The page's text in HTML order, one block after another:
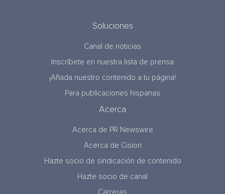
Soluciones
Canal de noticias
Inscríbete en nuestra lista de prensa
¡Añada nuestro contenido a tu página!
Para publicaciones hispanas
Acerca
Acerca de PR Newswire
Acerca de Cision
Hazte socio de sindicación de contenido
Hazte socio de canal
Carreras